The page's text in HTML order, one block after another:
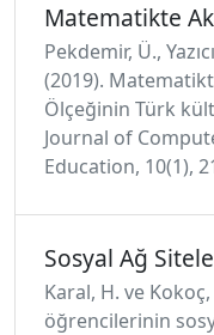
Matematikte
Pekdemir, Ü.,
(2019).
Ölçeğinin Türk
Journal of
Education, 10(1),
Sosyal Ağ
Karal, H. ve
öğrencilerinin